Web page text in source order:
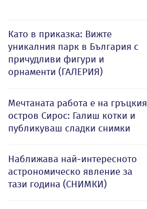
Като в приказка: Вижте
уникалния парк в България с
причудливи фигури и
орнаменти (ГАЛЕРИЯ)
Мечтаната работа е на гръцкия
остров Сирос: Галиш котки и
публикуваш сладки снимки
Наближава най-интересното
астрономическо явление за
тази година (СНИМКИ)